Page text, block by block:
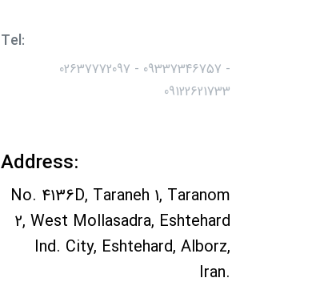
Tel:
02637772097 - 09337346757 -
09122621733
Address:
No. 4136D, Taraneh 1, Taranom
2, West Mollasadra, Eshtehard
Ind. City, Eshtehard, Alborz,
Iran.